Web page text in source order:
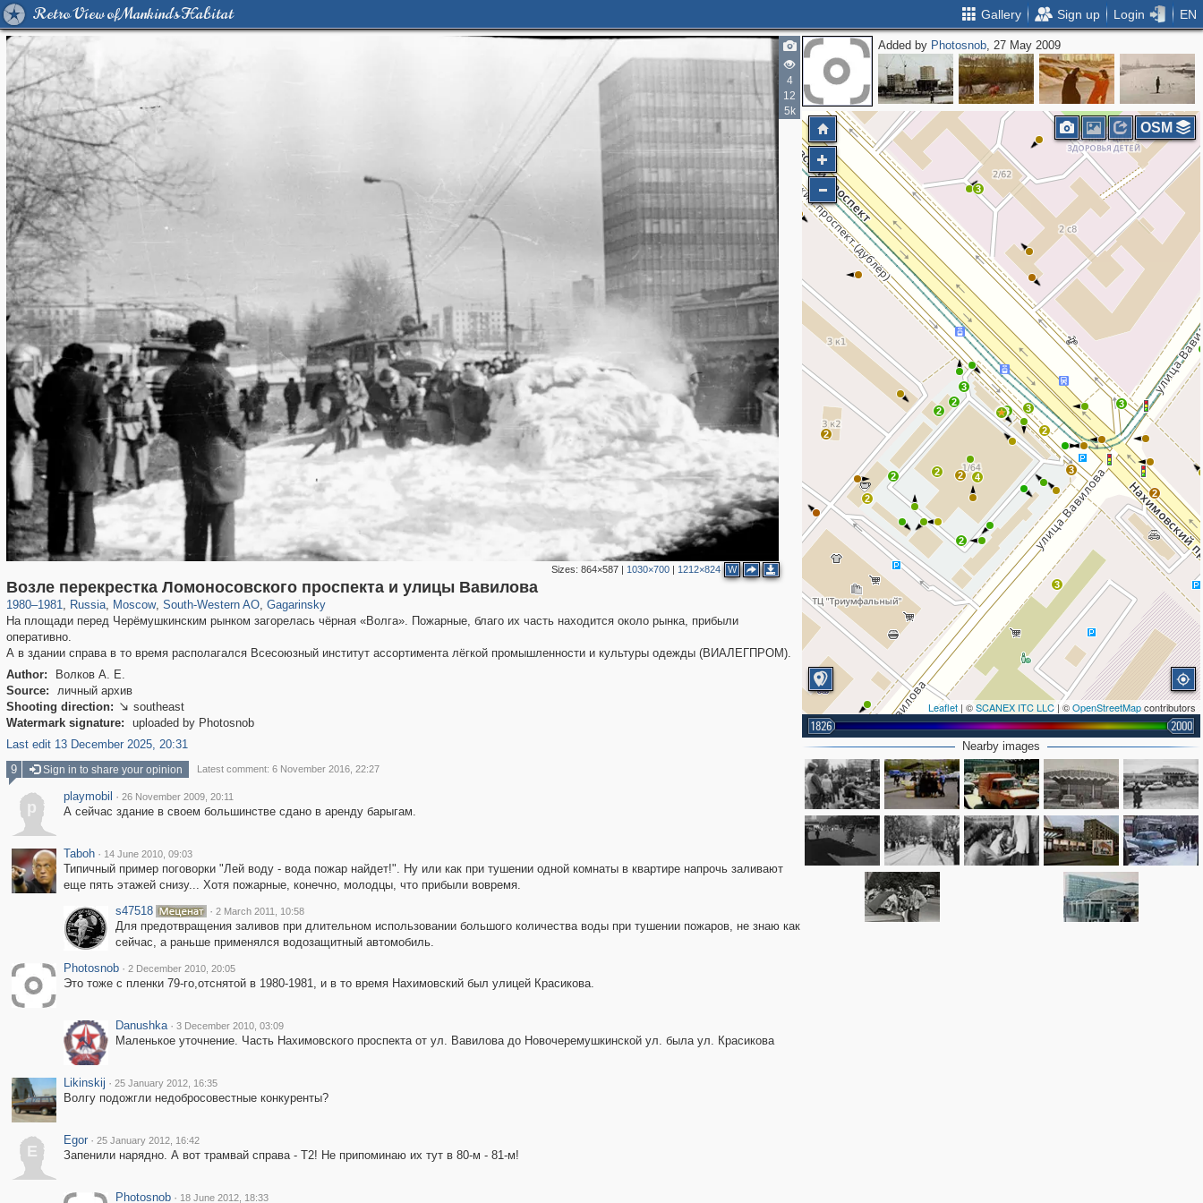
Retro View of Mankind's Habitat Gallery Sign up Login EN
4
12
5k
Sizes: 864×587| 1030×700| 1212×824 W
Возле перекрестка Ломоносовского проспекта и улицы Вавилова
1980–1981, Russia
1,406,710 29,243
, Moscow
319,864 8,286
, South-Western AO
12,415 76
, Gagarinsky
3,869 20
На площади перед Черёмушкинским рынком загорелась чёрная «Волга». Пожарные, благо их часть находится около рынка, прибыли
оперативно.
А в здании справа в то время располагался Всесоюзный институт ассортимента лёгкой промышленности и культуры одежды (ВИАЛЕГПРОМ).
Author:
Волков А. Е.
Source:
личный архив
Shooting direction:  southeast
Watermark signature:
uploaded by Photosnob
Last edit 13 December 2025, 20:31
Added by Photosnob, 27 May 2009
2
2
2 2
2
2
3
3
2
3
3
2
3
3
2
4
2
2
3
Leaflet | ©SCANEX ITC LLC| ©OpenStreetMapcontributors
1826 2000
OSM
Nearby images
9
Sign in to share your opinion Latest comment: 6 November 2016, 22:27
p
playmobil · 26 November 2009, 20:11
А сейчас здание в своем большинстве сдано в аренду барыгам.
Taboh · 14 June 2010, 09:03
Типичный пример поговорки "Лей воду - вода пожар найдет!". Ну или как при тушении одной комнаты в квартире напрочь заливают
еще пять этажей снизу... Хотя пожарные, конечно, молодцы, что прибыли вовремя.
s47518
· 2 March 2011, 10:58
Для предотвращения заливов при длительном использовании большого количества воды при тушении пожаров, не знаю как
сейчас, а раньше применялся водозащитный автомобиль.
Photosnob · 2 December 2010, 20:05
Это тоже с пленки 79-го,отснятой в 1980-1981, и в то время Нахимовский был улицей Красикова.
Danushka · 3 December 2010, 03:09
Маленькое уточнение. Часть Нахимовского проспекта от ул. Вавилова до Новочеремушкинской ул. была ул. Красикова
Likinskij · 25 January 2012, 16:35
Волгу подожгли недобросовестные конкуренты?
E
Egor · 25 January 2012, 16:42
Запенили нарядно. А вот трамвай справа - Т2! Не припоминаю их тут в 80-м - 81-м!
Photosnob · 18 June 2012, 18:33